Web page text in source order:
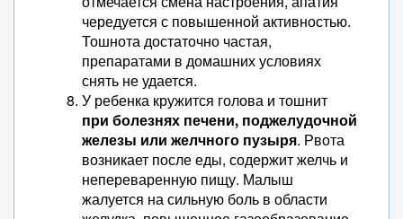
чередуется с повышенной активностью.
Тошнота достаточно частая,
препаратами в домашних условиях
снять не удается.
У ребенка кружится голова и тошнит
при болезнях печени, поджелудочной
железы или желчного пузыря. Рвота
возникает после еды, содержит желчь и
непереваренную пищу. Малыш
жалуется на сильную боль в области